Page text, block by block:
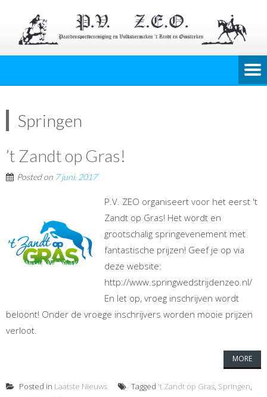
Springen
’t Zandt op Gras!
Posted on 7 juni, 2017
P.V. ZEO organiseert voor het eerst 't
Zandt op Gras! Het wordt en
grootschalig springevenement met
fantastische prijzen! Geef je op via
deze website:
http://www.springwedstrijdenzeo.nl/
En let op, vroeg inschrijven wordt
beloont! Onder de vroege inschrijvers worden mooie prijzen
verloot.
MORE
Posted in Laatste Nieuws Tagged 't Zandt op Gras, Springen,